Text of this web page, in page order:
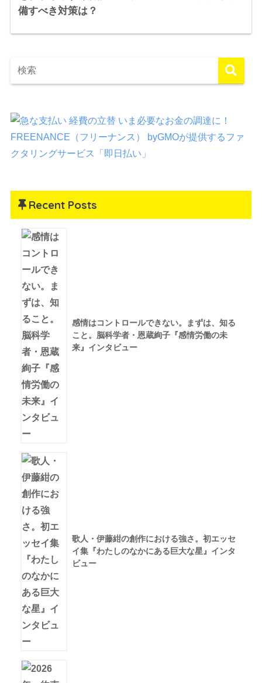
備すべき対策は？
Recent Posts
感情はコントロールできない。まずは、知る
こと。脳科学者・恩蔵絢子『感情労働の未
来』インタビュー
歌人・伊藤紺の創作における強さ。初エッセ
イ集『わたしのなかにある巨大な星』インタ
ビュー